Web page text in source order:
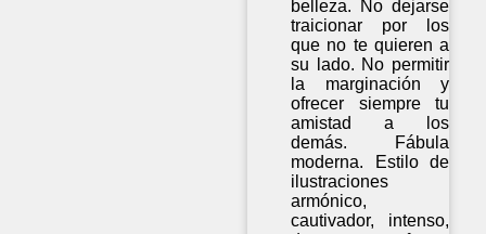
belleza. No dejarse
traicionar por los
que no te quieren a
su lado. No permitir
la marginación y
ofrecer siempre tu
amistad a los
demás. Fábula
moderna. Estilo de
ilustraciones
armónico,
cautivador, intenso,